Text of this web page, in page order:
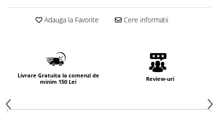
Adauga la Favorite Cere informatii
Livrare Gratuita la comenzi de
minim 150 Lei
Review-uri